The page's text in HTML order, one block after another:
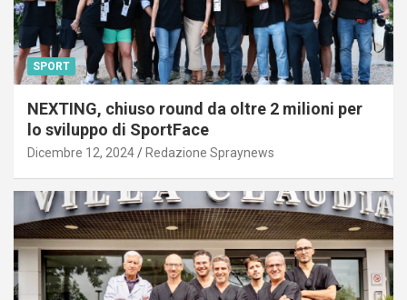
SPORT
NEXTING, chiuso round da oltre 2 milioni per
lo sviluppo di SportFace
Dicembre 12, 2024 Redazione Spraynews